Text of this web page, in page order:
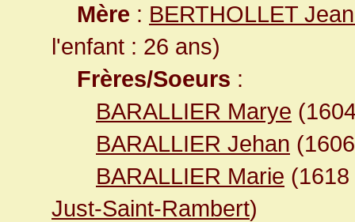
Mère : BERTHOLLET
l'enfant : 26 ans)
Frères/Soeurs :
BARALLIER Marye
BARALLIER Jehan
BARALLIER Marie (1618
Just-Saint-Rambert)